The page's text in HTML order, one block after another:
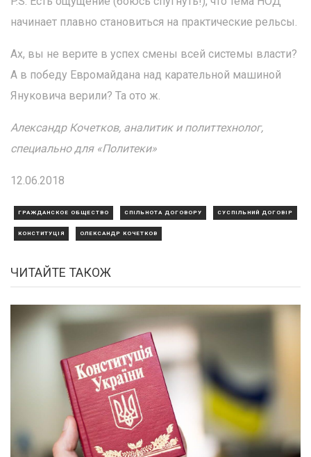
начинает плавно становиться на практические рельсы.
Ах, вы не верите в успех смены всей системы власти?
А в победу Евромайдана над карательной машиной
Януковича верили? Та ото ж.
Александр Кочетков, аналитик и политтехнолог,
специально для «Политеки»
12.06.2018
ГРАЖДАНСКОЕ ОБЩЕСТВО СПІЛЬНОТА ДОГОВОРУ СУСПІЛЬНИЙ ДОГОВІР
КОНСТИТУЦІЯ ОЛЕКСАНДР КОЧЕТКОВ
ЧИТАЙТЕ ТАКОЖ